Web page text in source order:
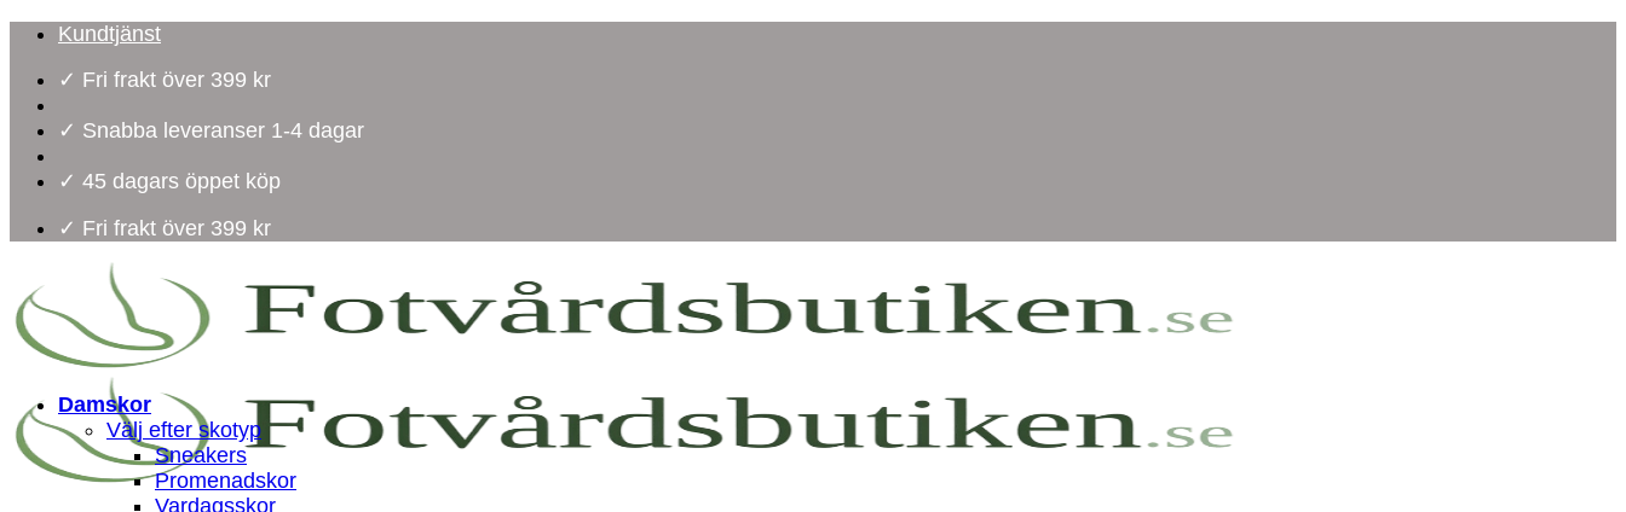
Skip
content
Kundtjänst
✓ Fri frakt över 399 kr
✓ Snabba leveranser 1-4 dagar
✓ 45 dagars öppet köp
✓ Fri frakt över 399 kr
Damskor
Välj efter skotyp
Sneakers
Promenadskor
Vardagsskor